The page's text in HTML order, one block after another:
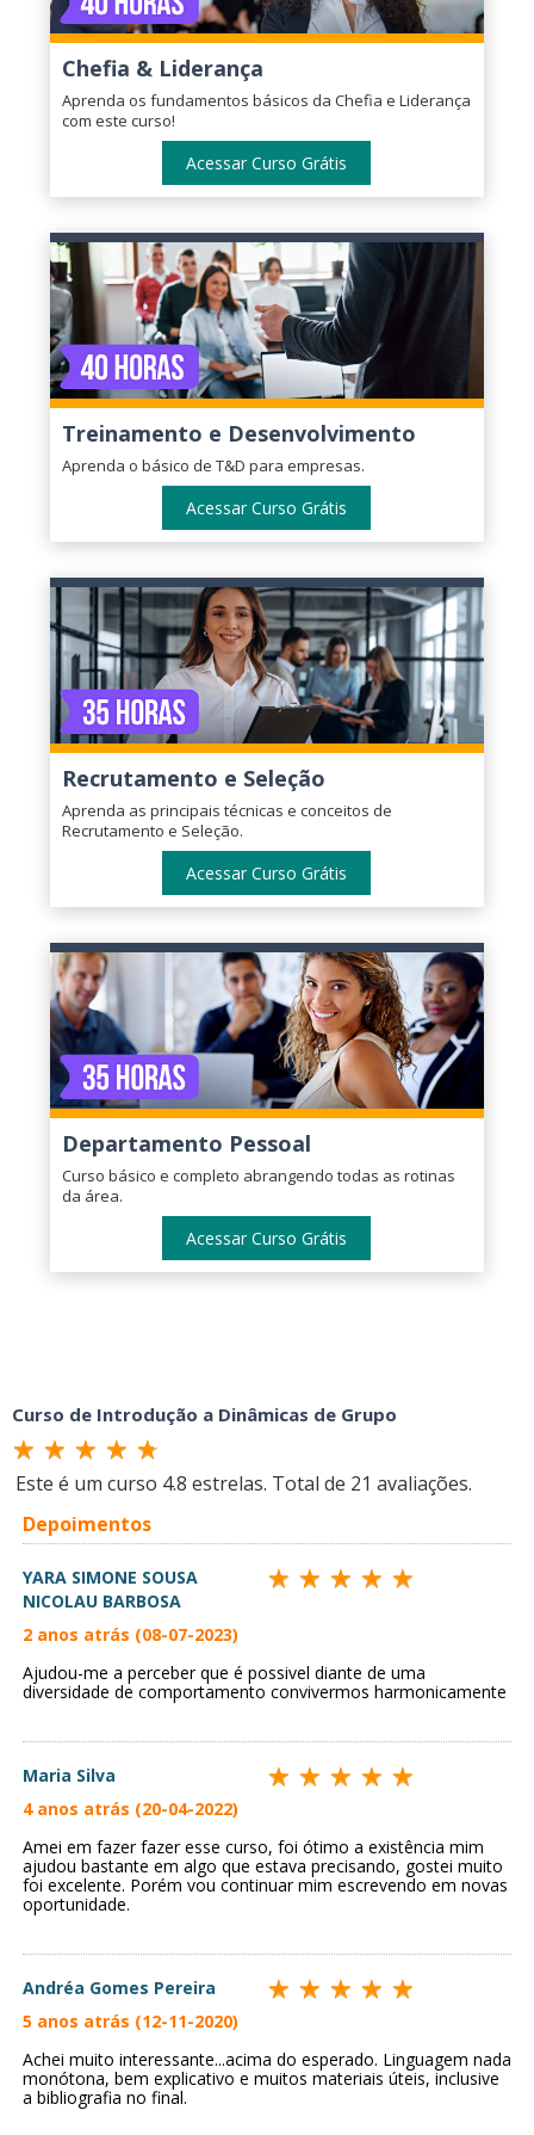
Chefia & Liderança
Aprenda os fundamentos básicos da Chefia e Liderança
com este curso!
Acessar Curso Grátis
Treinamento e Desenvolvimento
Aprenda o básico de T&D para empresas.
Acessar Curso Grátis
Recrutamento e Seleção
Aprenda as principais técnicas e conceitos de
Recrutamento e Seleção.
Acessar Curso Grátis
Departamento Pessoal
Curso básico e completo abrangendo todas as rotinas
da área.
Acessar Curso Grátis
Curso de Introdução a Dinâmicas de Grupo
Este é um curso 4.8 estrelas. Total de 21 avaliações.
Depoimentos
YARA SIMONE SOUSA
NICOLAU BARBOSA
2 anos atrás (08-07-2023)
Ajudou-me a perceber que é possivel diante de uma
diversidade de comportamento convivermos harmonicamente
Maria Silva
4 anos atrás (20-04-2022)
Amei em fazer fazer esse curso, foi ótimo a existência mim
ajudou bastante em algo que estava precisando, gostei muito
foi excelente. Porém vou continuar mim escrevendo em novas
oportunidade.
Andréa Gomes Pereira
5 anos atrás (12-11-2020)
Achei muito interessante...acima do esperado. Linguagem nada
monótona, bem explicativo e muitos materiais úteis, inclusive
a bibliografia no final.